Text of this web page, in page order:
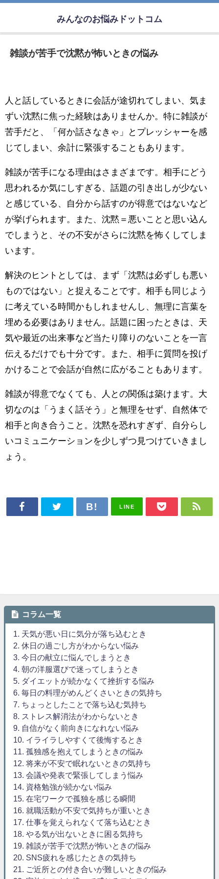
みんなのお悩みドットコム
雑談が苦手で沈黙が怖いときの悩み
人と話しているときに会話が途切れてしまい、気ま
ずい沈黙に焦った経験はありませんか。特に雑談が
苦手だと、「何か話さなきゃ」とプレッシャーを感
じてしまい、余計に緊張することもあります。
雑談が苦手になる理由はさまざまです。相手にどう
思われるか気にしすぎる、話題の引き出しが少ない
と感じている、自分から話すのが得意ではないなど
が挙げられます。また、沈黙＝悪いことと思い込ん
でしまうと、その不安がさらに沈黙を怖くしてしま
います。
解決のヒントとしては、まず「沈黙は必ずしも悪い
ものではない」と捉えることです。相手も同じよう
に考えている時間かもしれませんし、無理に言葉を
埋める必要はありません。話題に困ったときは、天
気や最近の出来事など当たり障りのないことを一言
伝えるだけでも十分です。また、相手に質問を投げ
かけることで会話が自然に広がることもあります。
雑談が得意でなくても、人との関係は築けます。大
切なのは「うまく話そう」と無理をせず、自然体で
相手と向き合うこと。沈黙を恐れすぎず、自分らし
いコミュニケーションを少しずつ見つけていきまし
ょう。
LINE
コラム一覧
1. 天気が悪い日に気分が落ち込むとき
2. 休日の過ごし方がわからない悩み
3. 今日の献立に悩んでしまうとき
4. 朝の洋服選びで迷ってしまうとき
5. ダイエットが続かなくて挫折する悩み
6. 毎日の料理がめんどくさいときの気持ち
7. ちょっとしたことで落ち込む気持ち
8. ストレス解消法がわからないとき
9. 自信がなく前向きになれない悩み
10. イライラしやすくて後悔するとき
11. 孤独感を抱えてしまうときの悩み
12. 将来が不安で眠れないときの気持ち
13. 会議や発表で緊張してしまう悩み
14. 資格勉強が続かない悩み
15. 在宅ワークで孤独を感じる瞬間
16. 就職活動が不安で気持ちが重いとき
17. 仕事を覚えられなくて落ち込むとき
18. やる気が出ないときに困る気持ち
19. 雑談が苦手で沈黙が怖いときの悩み
20. SNS疲れを感じたときの気持ち
21. ご近所との付き合いが難しいときの悩み